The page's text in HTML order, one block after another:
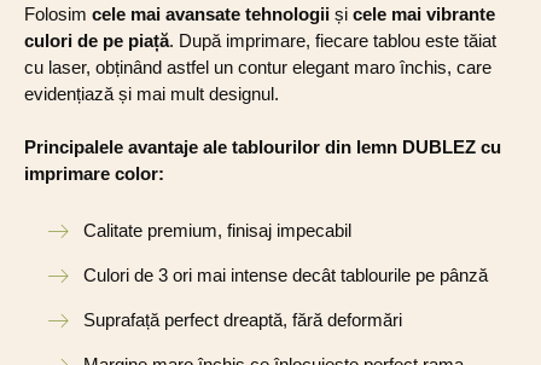
Folosim cele mai avansate tehnologii și cele mai vibrante
culori de pe piață. După imprimare, fiecare tablou este tăiat
cu laser, obținând astfel un contur elegant maro închis, care
evidențiază și mai mult designul.
Principalele avantaje ale tablourilor din lemn DUBLEZ cu
imprimare color:
Calitate premium, finisaj impecabil
Culori de 3 ori mai intense decât tablourile pe pânză
Suprafață perfect dreaptă, fără deformări